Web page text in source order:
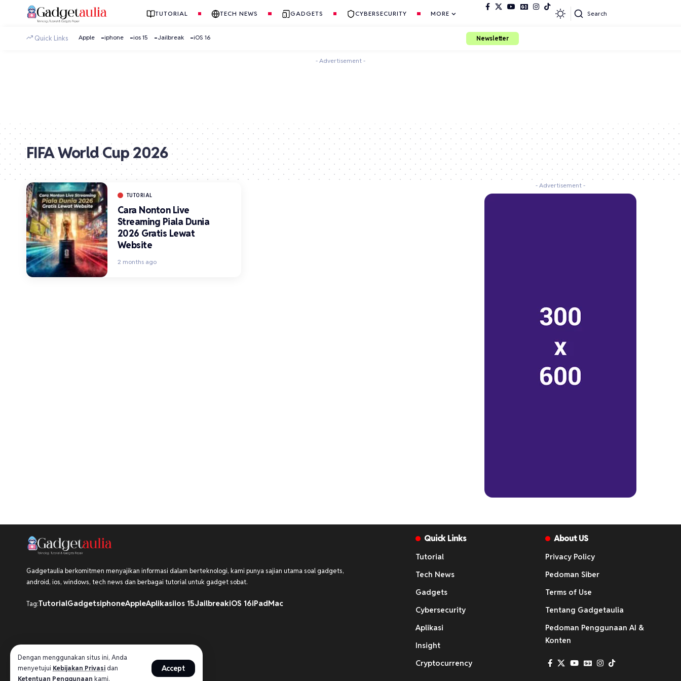
Dengan menggunakan situs ini, Anda
menyetujui Kebijakan Privasidan
Ketentuan Penggunaan kami.
Accept
TUTORIAL TECH NEWS GADGETS CYBERSECURITY MORE Search
Quick Links Apple iphone ios 15 Jailbreak iOS 16 Newsletter
- Advertisement -
FIFA World Cup 2026
TUTORIAL
Cara Nonton Live
Streaming Piala Dunia
2026 Gratis Lewat
Website
2 months ago
- Advertisement -
Gadgetaulia berkomitmen menyajikan informasi dalam berteknologi, kami punya sajian utama soal gadgets,
android, ios, windows, tech news dan berbagai tutorial untuk gadget sobat.
Tag:TutorialGadgetsiphoneAppleAplikasiios 15JailbreakiOS 16iPadMac
Quick Links
Tutorial
Tech News
Gadgets
Cybersecurity
Aplikasi
Insight
Cryptocurrency
About US
Privacy Policy
Pedoman Siber
Terms of Use
Tentang Gadgetaulia
Pedoman Penggunaan AI &
Konten